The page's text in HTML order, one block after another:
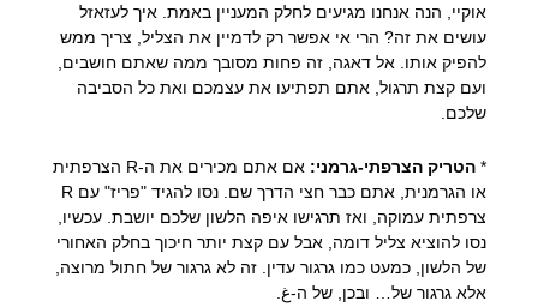
אוקיי, הנה אנחנו מגיעים לחלק המעניין באמת. איך לעזאזל
עושים את זה? הרי אי אפשר רק לדמיין את הצליל, צריך ממש
להפיק אותו. אל דאגה, זה פחות מסובך ממה שאתם חושבים,
ועם קצת תרגול, אתם תפתיעו את עצמכם ואת כל הסביבה
שלכם.
* הטריק הצרפתי-גרמני:
אם אתם מכירים את ה-R הצרפתית
או הגרמנית, אתם כבר חצי הדרך שם. נסו להגיד "פריז" עם R
צרפתית עמוקה, ואז תרגישו איפה הלשון שלכם יושבת. עכשיו,
נסו להוציא צליל דומה, אבל עם קצת יותר חיכוך בחלק האחורי
של הלשון, כמעט כמו גרגור עדין. זה לא גרגור של חתול מרוצה,
אלא גרגור של… ובכן, של ה-غ.